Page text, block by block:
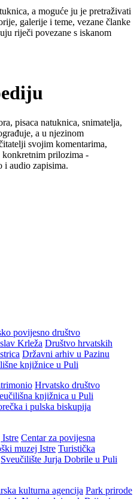
a moguće ju je pretraživati
galerije i teme, vezane članke
riječi povezane s iskanom
pisaca natuknica, snimatelja,
a u njezinom
svojim komentarima,
prilozima -
i audio zapisima.
povijesno društvo
Krleža Društvo hrvatskih
Državni arhiv u Pazinu
knjižnice u Puli
Hrvatsko društvo
knjižnica u Puli
i pulska biskupija
Centar za povijesna
muzej Istre Turistička
Sveučilište Jurja Dobrile u Puli
kulturna agencija Park prirode